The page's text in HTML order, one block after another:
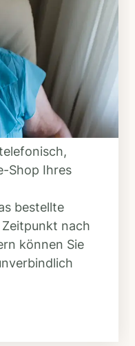
Ihnen
Shop Ihres
bestellte
nach
können Sie